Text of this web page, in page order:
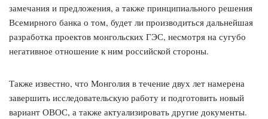
замечания и предложения, а также принципиального решения
Всемирного банка о том, будет ли производиться дальнейшая
разработка проектов монгольских ГЭС, несмотря на сугубо
негативное отношение к ним российской стороны.
Также известно, что Монголия в течение двух лет намерена
завершить исследовательскую работу и подготовить новый
вариант ОВОС, а также актуализировать другие документы.